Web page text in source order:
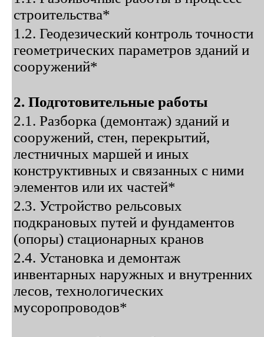
строительства*
1.2. Геодезический контроль точности
геометрических параметров зданий и
сооружений*
2. Подготовительные работы
2.1. Разборка (демонтаж) зданий и
сооружений, стен, перекрытий,
лестничных маршей и иных
конструктивных и связанных с ними
элементов или их частей*
2.3. Устройство рельсовых
подкрановых путей и фундаментов
(опоры) стационарных кранов
2.4. Установка и демонтаж
инвентарных наружных и внутренних
лесов, технологических
мусоропроводов*